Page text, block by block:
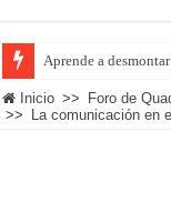
Aprende a
Inicio >> Foro de
>>
La comunicación en